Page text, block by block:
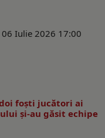
Iulie 2026 17:00
foști jucători ai
și-au găsit echipe